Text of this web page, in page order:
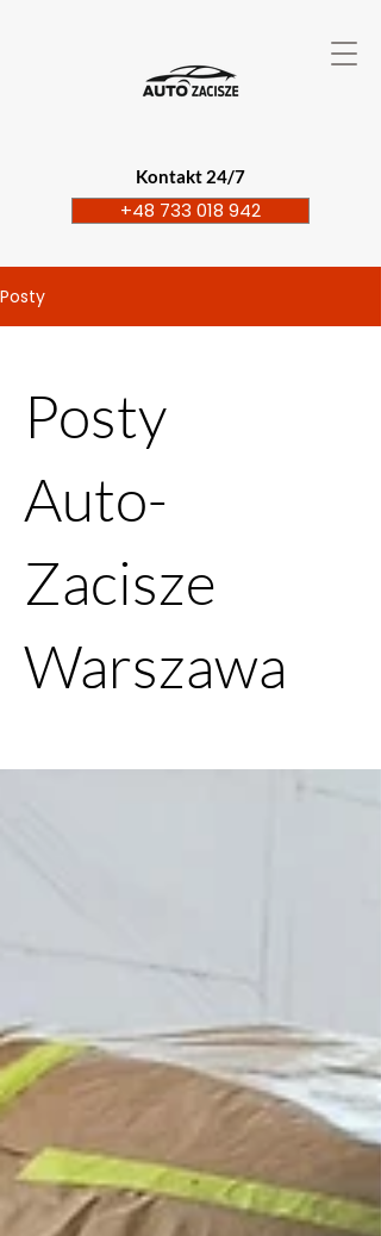
Kontakt 24/7
+48 733 018 942
Posty
Posty
Auto-
Zacisze
Warszawa